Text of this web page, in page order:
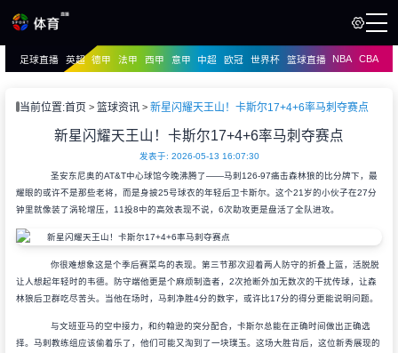
播
足球直播 英超 德甲 法甲 西甲 意甲 中超 欧冠 世界杯 篮球直播 NBA CBA
当前位置:首页 篮球资讯 新星闪耀天王山！卡斯尔17+4+6率马刺夺赛点
新星闪耀天王山！卡斯尔17+4+6率马刺夺赛点
发表于: 2026-05-13 16:07:30
圣安东尼奥的AT&T中心球馆今晚沸腾了——马刺126-97痛击森林狼的比分牌下，最
耀眼的或许不是那些老将，而是身披25号球衣的年轻后卫卡斯尔。这个21岁的小伙子在27分
钟里就像装了涡轮增压，11投8中的高效表现不说，6次助攻更是盘活了全队进攻。
你很难想象这是个季后赛菜鸟的表现。第三节那次迎着两人防守的折叠上篮，活脱脱
让人想起年轻时的韦德。防守端他更是个麻烦制造者，2次抢断外加无数次的干扰传球，让森
林狼后卫群吃尽苦头。当他在场时，马刺净胜4分的数字，或许比17分的得分更能说明问题。
与文班亚马的空中接力，和约翰逊的突分配合，卡斯尔总能在正确时间做出正确选
择。马刺教练组应该偷着乐了，他们可能又淘到了一块璞玉。这场大胜背后，这位新秀展现的